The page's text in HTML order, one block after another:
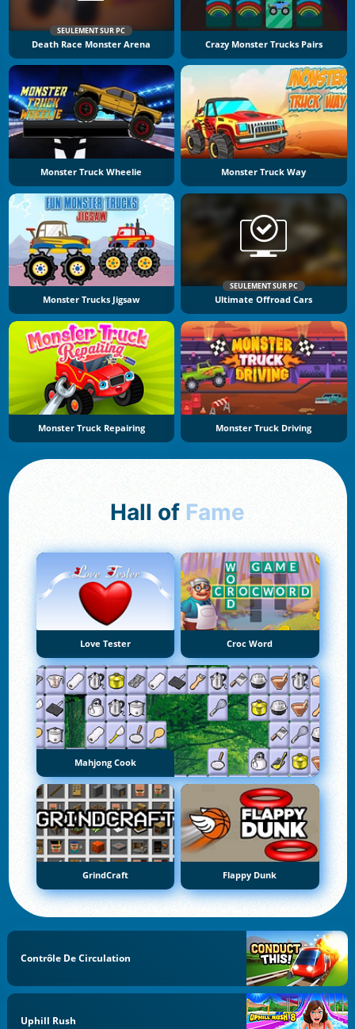
SEULEMENT SUR PC
Death Race Monster Arena Crazy Monster Trucks Pairs
Monster Truck Wheelie Monster Truck Way
Monster Trucks Jigsaw
SEULEMENT SUR PC
Ultimate Offroad Cars
Monster Truck Repairing Monster Truck Driving
Hall of Fame
Love Tester Croc Word
Mahjong Cook
GrindCraft Flappy Dunk
Contrôle De Circulation
Uphill Rush